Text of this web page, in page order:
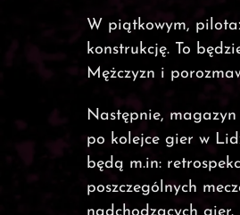
W piątkowym,
konstrukcję. To
Mężczyzn i
Następnie, magazyn
po kolejce gier w
będą m.in:
poszczególnych